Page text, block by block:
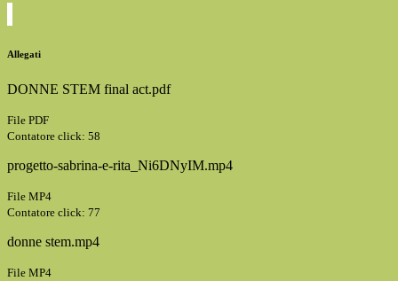
Allegati
DONNE STEM final act.pdf
File PDF
Contatore click: 58
progetto-sabrina-e-rita_Ni6DNyIM.mp4
File MP4
Contatore click: 77
donne stem.mp4
File MP4